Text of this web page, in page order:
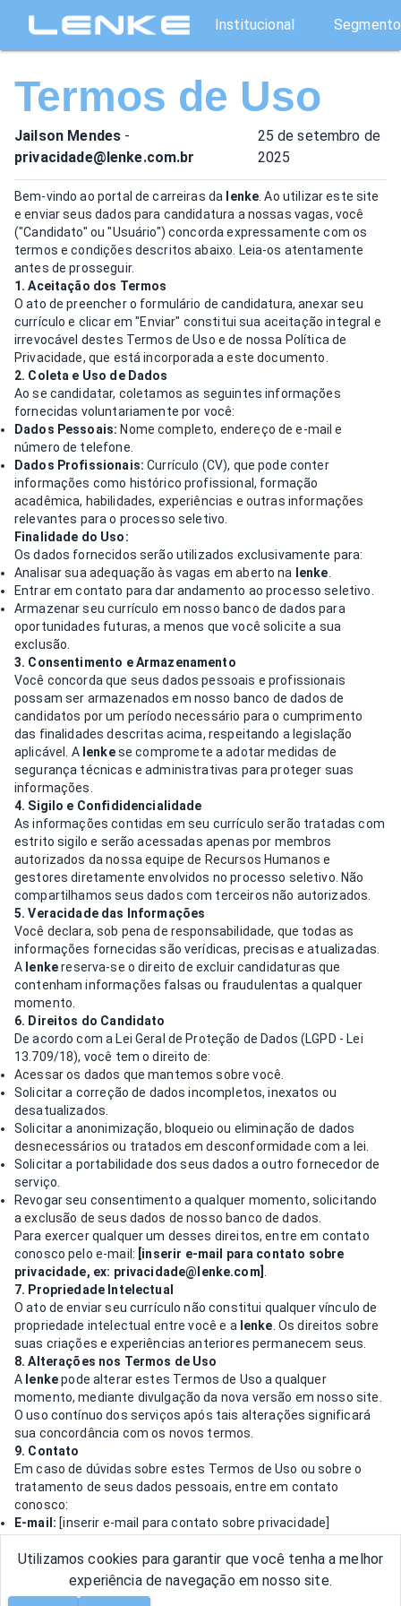
Institucional
Termos de Uso
Jailson Mendes -
privacidade@lenke.com.br
25 de setembro de
2025
Bem-vindo ao portal de carreiras da lenke . Ao utilizar este site
e enviar seus dados para candidatura a nossas vagas, você
("Candidato" ou "Usuário") concorda expressamente com os
termos e condições descritos abaixo. Leia-os atentamente
antes de prosseguir.
1. Aceitação dos Termos
O ato de preencher o formulário de candidatura, anexar seu
currículo e clicar em "Enviar" constitui sua aceitação integral e
irrevocável destes Termos de Uso e de nossa Política de
Privacidade, que está incorporada a este documento.
2. Coleta e Uso de Dados
Ao se candidatar, coletamos as seguintes informações
fornecidas voluntariamente por você:
Dados Pessoais: Nome completo, endereço de e-mail e
número de telefone.
Dados Profissionais: Currículo (CV), que pode conter
informações como histórico profissional, formação
acadêmica, habilidades, experiências e outras informações
relevantes para o processo seletivo.
Finalidade do Uso:
Os dados fornecidos serão utilizados exclusivamente para:
Analisar sua adequação às vagas em aberto na
lenke
Entrar em contato para dar andamento ao processo seletivo.
Armazenar seu currículo em nosso banco de dados para
oportunidades futuras, a menos que você solicite a sua
exclusão.
3. Consentimento e Armazenamento
Você concorda que seus dados pessoais e profissionais
possam ser armazenados em nosso banco de dados de
candidatos por um período necessário para o cumprimento
das finalidades descritas acima, respeitando a legislação
aplicável. A lenkese compromete a adotar medidas de
segurança técnicas e administrativas para proteger suas
informações.
4. Sigilo e Confididencialidade
As informações contidas em seu currículo serão tratadas com
estrito sigilo e serão acessadas apenas por membros
autorizados da nossa equipe de Recursos Humanos e
gestores diretamente envolvidos no processo seletivo. Não
compartilhamos seus dados com terceiros não autorizados.
5. Veracidade das Informações
Você declara, sob pena de responsabilidade, que todas as
informações fornecidas são verídicas, precisas e atualizadas.
A lenkereserva-se o direito de excluir candidaturas que
contenham informações falsas ou fraudulentas a qualquer
momento.
6. Direitos do Candidato
De acordo com a Lei Geral de Proteção de Dados (LGPD - Lei
13.709/18), você tem o direito de:
Acessar os dados que mantemos sobre você.
Solicitar a correção de dados incompletos, inexatos ou
desatualizados.
Solicitar a anonimização, bloqueio ou eliminação de dados
desnecessários ou tratados em desconformidade com a lei.
Solicitar a portabilidade dos seus dados a outro fornecedor de
serviço.
Revogar seu consentimento a qualquer momento, solicitando
a exclusão de seus dados de nosso banco de dados.
Para exercer qualquer um desses direitos, entre em contato
conosco pelo e-mail: [inserir e-mail para contato sobre
privacidade, ex: privacidade@lenke.com
7. Propriedade Intelectual
O ato de enviar seu currículo não constitui qualquer vínculo de
propriedade intelectual entre você e a lenke . Os direitos sobre
suas criações e experiências anteriores permanecem seus.
8. Alterações nos Termos de Uso
A lenkepode alterar estes Termos de Uso a qualquer
momento, mediante divulgação da nova versão em nosso site.
O uso contínuo dos serviços após tais alterações significará
sua concordância com os novos termos.
9. Contato
Em caso de dúvidas sobre estes Termos de Uso ou sobre o
tratamento de seus dados pessoais, entre em contato
conosco:
E-mail: [inserir e-mail para contato sobre privacidade]
Utilizamos cookies para garantir que você tenha a melhor
experiência de navegação em nosso site.